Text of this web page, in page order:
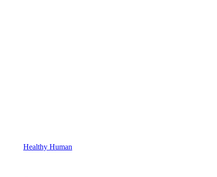
Healthy Human